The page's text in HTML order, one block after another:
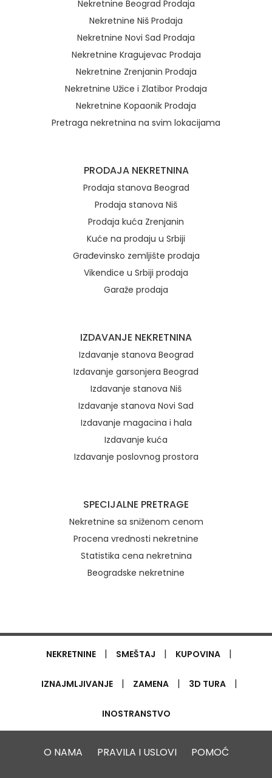
Nekretnine Beograd Prodaja
Nekretnine Niš Prodaja
Nekretnine Novi Sad Prodaja
Nekretnine Kragujevac Prodaja
Nekretnine Zrenjanin Prodaja
Nekretnine Užice i Zlatibor Prodaja
Nekretnine Kopaonik Prodaja
Pretraga nekretnina na svim lokacijama
PRODAJA NEKRETNINA
Prodaja stanova Beograd
Prodaja stanova Niš
Prodaja kuća Zrenjanin
Kuće na prodaju u Srbiji
Građevinsko zemljište prodaja
Vikendice u Srbiji prodaja
Garaže prodaja
IZDAVANJE NEKRETNINA
Izdavanje stanova Beograd
Izdavanje garsonjera Beograd
Izdavanje stanova Niš
Izdavanje stanova Novi Sad
Izdavanje magacina i hala
Izdavanje kuća
Izdavanje poslovnog prostora
SPECIJALNE PRETRAGE
Nekretnine sa sniženom cenom
Procena vrednosti nekretnine
Statistika cena nekretnina
Beogradske nekretnine
NEKRETNINE | SMEŠTAJ | KUPOVINA |
IZNAJMLJIVANJE | ZAMENA | 3D TURA |
INOSTRANSTVO
O NAMA PRAVILA I USLOVI POMOĆ